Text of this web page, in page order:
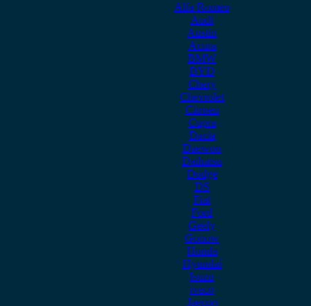
Alfa Romeo
Audi
Austin
Acura
BMW
BYD
Chery
Chevrolet
Citroen
Cupra
Dacia
Daewoo
Daihatsu
Dodge
DS
Fiat
Ford
Geely
Gonow
Honda
Hyundai
Isuzu
iveco
Jaecoo